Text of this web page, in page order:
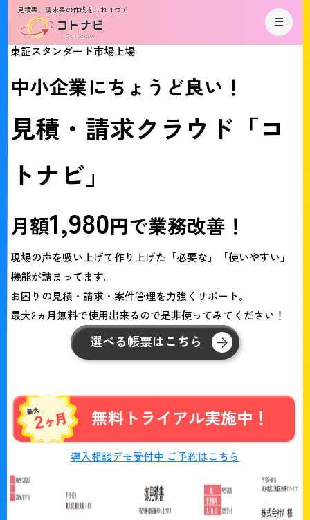
見積書、請求書の作成をこれ１つで
東証スタンダード市場上場
中小企業にち ょ う ど良い ！
見積 ・ 請求ク ラ ウ ド 「コ
トナ ビ 」
月額1,980円で業務改善 ！
現場の声を吸い上げて作り上げた「必要な」「使いやすい」
機能が詰まってます。
お困りの見積・請求・案件管理を力強くサポート。
最大2ヵ月無料で使用出来るので是非使ってみてください！
選べる帳票はこちら
導入相談デモ受付中 ご予約はこちら